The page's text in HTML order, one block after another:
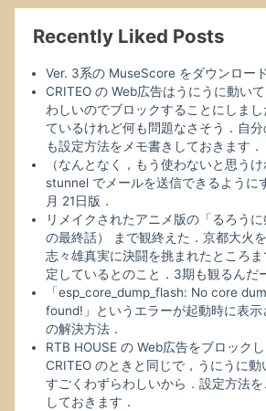
先
だ
っ
私
は
結
構
楽
し
め
し
た．
Recently Liked Posts
Ver. 3系の MuseScore をダウンロー
CRITEO の Web広告はうにうに動い
わしいのでブロックすることにしまし
ているけれど何も問題なさそう．自
も設定方法をメモ書きしておきます．
（なんとなく，もう使わないと思う
stunnel でメールを送信できるように
月 21日版．
リメイクされたアニメ版の「るろう
の最終話） まで観終えた．京都大火
志々雄真実に決闘を挑まれたところ
定しているとのこと．3期も観るんだ
「esp_core_dump_flash: No core
found!」というエラーが起動時に表示
の解決方法．
RTB HOUSE の Web広告をブロック
CRITEO のときと同じで，うにうに
すごくわずらわしいから．設定方法を
しておきます．